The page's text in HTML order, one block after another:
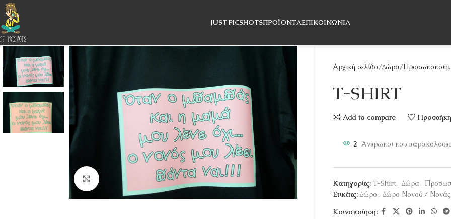
Skip to navigation
Skip to main content
JUST PICSHOTSΠΡΟΪΌΝΤΑΕΠΙΚΟΙΝΩΝΊΑ
Κάντε κλικ για μεγέθυνση
Αρχική σελίδα Δώρα
T-SHIRT
Add to compare Προσθήκη
2 Άνθρωποι που
Κατηγορίες: T-Shirt, Δώρα,
Ετικέτες: Δώρο , Δώρο Νονού / Νονάς
Κοινοποίηση: